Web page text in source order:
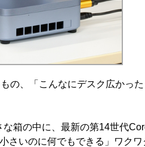
の、「こんなにデスク広かった
箱の中に、最新の第14世代
さいのに何でもできる」ワクワ